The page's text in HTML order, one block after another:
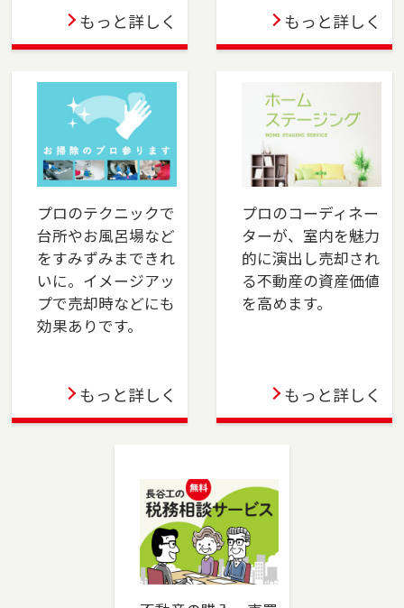
の物件購入もサポートします。安心のサポート
で、スムーズな取引を実現します。
上大岡店をオープンしました。横浜市金沢区、
港南区・南区・磯子区（一部）、横須賀市、三
浦市でお住まいのご売却、 ご購入をご検討の方
は、是非ご相談ください。 フリーダイアル
2023-12-21
川崎店を移転しました。川崎市（川崎区・幸
区）、横浜市（鶴見区・港北区）でお住まいの
ご売却、ご購入をご検討の方は、是非ご相談く
ださい。フリーダイアル（0120-194-845）より
2023-10-06
成増店を移転しました。板橋区（一部）・練馬
ご購入をご検討の方は、是非ご相談ください。
フリーダイアル（0120-875-834）よりお気軽に
もっと詳しく もっと詳しく
プロのテクニックで
台所やお風呂場など
をすみずみまできれ
いに。イメージアッ
プで売却時などにも
効果ありです。
もっと詳しく
プロのコーディネー
ターが、室内を魅力
的に演出し売却され
る不動産の資産価値
を高めます。
もっと詳しく